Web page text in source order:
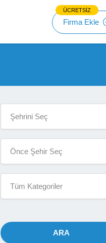
ÜCRETSİZ
Firma Ekle
Şehrini Seç
Önce Şehir Seç
Tüm Kategoriler
ARA